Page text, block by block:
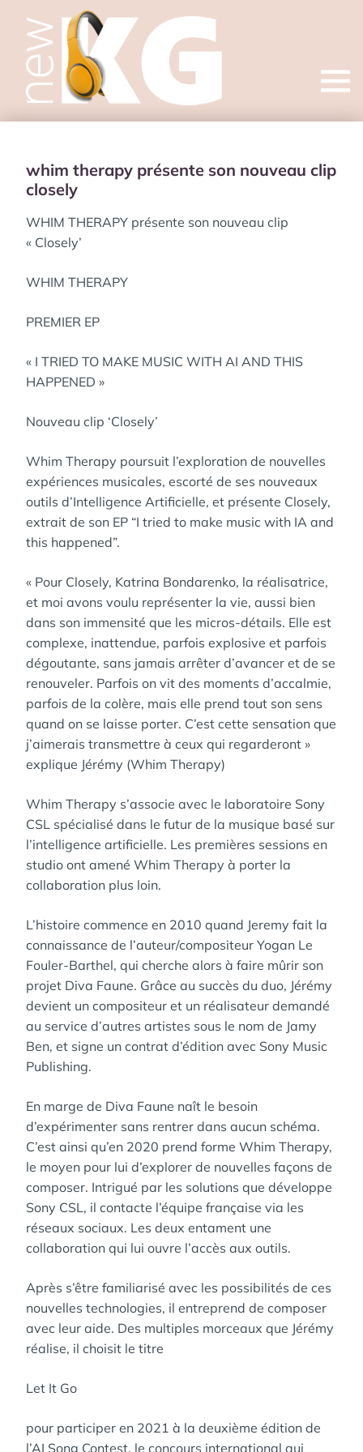
Open
whim therapy présente son nouveau clip
closely
WHIM THERAPY présente son nouveau clip
« Closely’
WHIM THERAPY
PREMIER EP
« I TRIED TO MAKE MUSIC WITH AI AND THIS
HAPPENED »
Nouveau clip ‘Closely’
Whim Therapy poursuit l’exploration de nouvelles
expériences musicales, escorté de ses nouveaux
outils d’Intelligence Artificielle, et présente Closely,
extrait de son EP “I tried to make music with IA and
this happened”.
« Pour Closely, Katrina Bondarenko, la réalisatrice,
et moi avons voulu représenter la vie, aussi bien
dans son immensité que les micros-détails. Elle est
complexe, inattendue, parfois explosive et parfois
dégoutante, sans jamais arrêter d’avancer et de se
renouveler. Parfois on vit des moments d’accalmie,
parfois de la colère, mais elle prend tout son sens
quand on se laisse porter. C’est cette sensation que
j’aimerais transmettre à ceux qui regarderont »
explique Jérémy (Whim Therapy)
Whim Therapy s’associe avec le laboratoire Sony
CSL spécialisé dans le futur de la musique basé sur
l’intelligence artificielle. Les premières sessions en
studio ont amené Whim Therapy à porter la
collaboration plus loin.
L’histoire commence en 2010 quand Jeremy fait la
connaissance de l’auteur/compositeur Yogan Le
Fouler-Barthel, qui cherche alors à faire mûrir son
projet Diva Faune. Grâce au succès du duo, Jérémy
devient un compositeur et un réalisateur demandé
au service d’autres artistes sous le nom de Jamy
Ben, et signe un contrat d’édition avec Sony Music
Publishing.
En marge de Diva Faune naît le besoin
d’expérimenter sans rentrer dans aucun schéma.
C’est ainsi qu’en 2020 prend forme Whim Therapy,
le moyen pour lui d’explorer de nouvelles façons de
composer. Intrigué par les solutions que développe
Sony CSL, il contacte l’équipe française via les
réseaux sociaux. Les deux entament une
collaboration qui lui ouvre l’accès aux outils.
Après s’être familiarisé avec les possibilités de ces
nouvelles technologies, il entreprend de composer
avec leur aide. Des multiples morceaux que Jérémy
réalise, il choisit le titre
Let It Go
pour participer en 2021 à la deuxième édition de
l’AI Song Contest, le concours international qui